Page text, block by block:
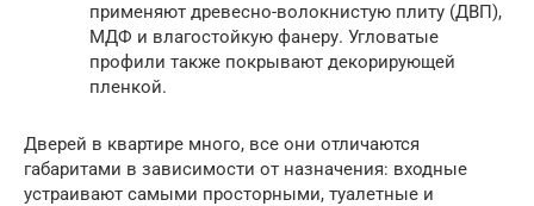
применяют древесно-волокнистую плиту (ДВП),
МДФ и влагостойкую фанеру. Угловатые
профили также покрывают декорирующей
пленкой.
Дверей в квартире много, все они отличаются
габаритами в зависимости от назначения: входные
устраивают самыми просторными, туалетные и